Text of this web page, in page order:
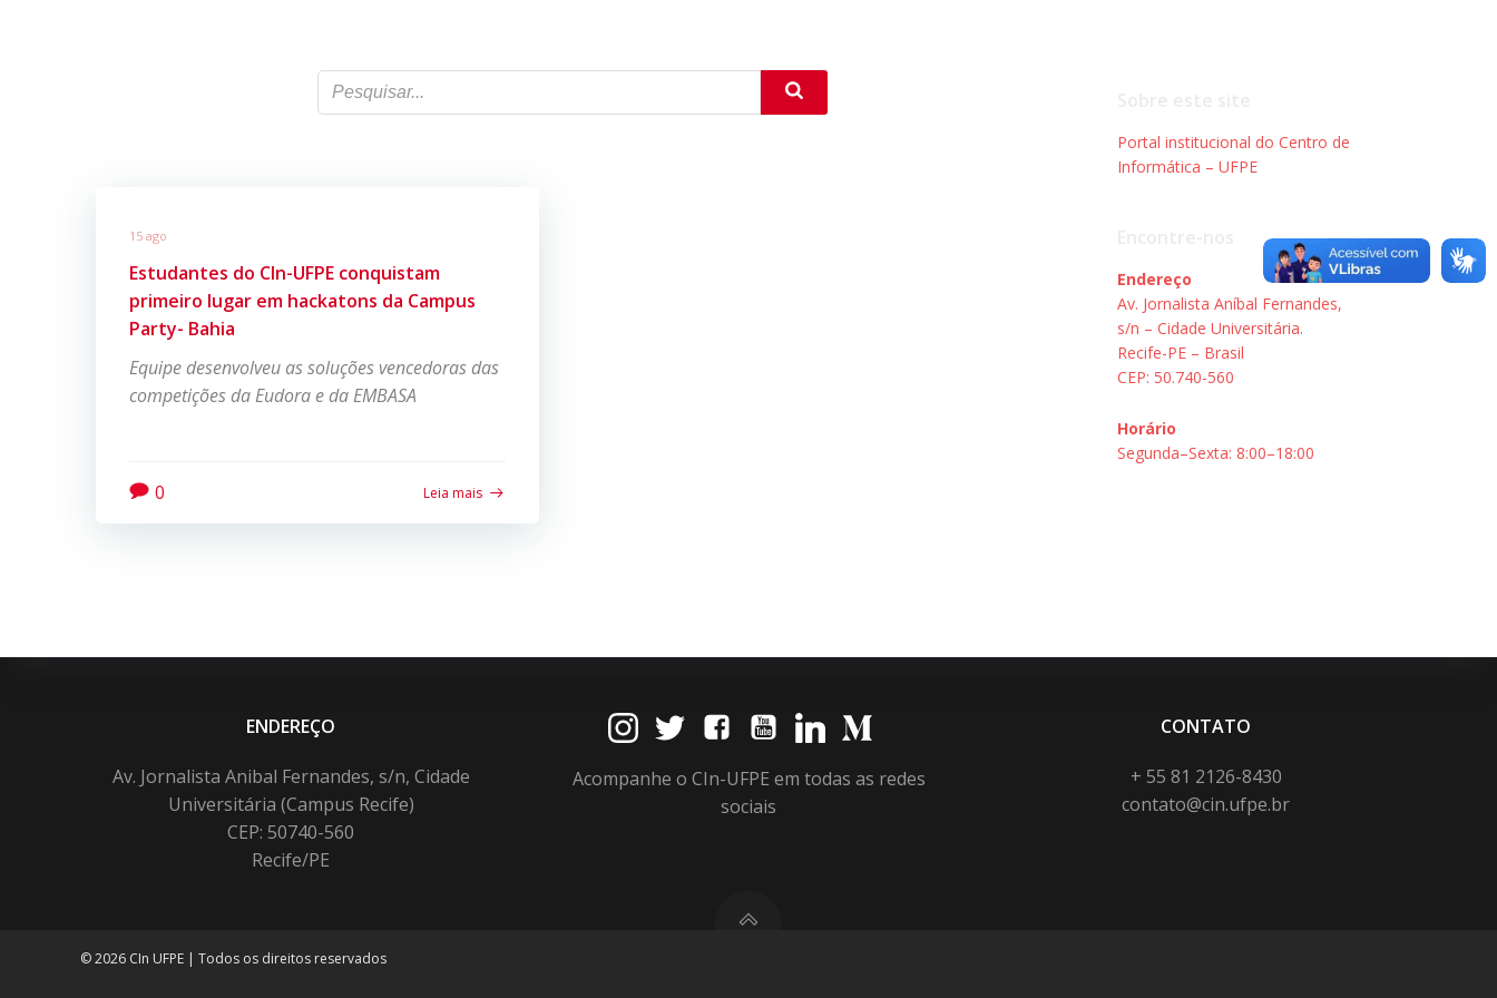
15 ago
Estudantes do CIn-UFPE conquistam
primeiro lugar em hackatons da Campus
Party- Bahia
Equipe desenvolveu as soluções vencedoras das
competições da Eudora e da EMBASA
0 Leia mais
Portal institucional do Centro de
Informática – UFPE
Endereço
Av. Jornalista Aníbal Fernandes,
s/n – Cidade Universitária.
Recife-PE – Brasil
CEP: 50.740-560
Horário
Segunda–Sexta: 8:00–18:00
ENDEREÇO
Av. Jornalista Anibal Fernandes, s/n, Cidade
Universitária (Campus Recife)
CEP: 50740-560
Recife/PE
Acompanhe o CIn-UFPE em todas as redes
sociais
CONTATO
+ 55 81 2126-8430
contato@cin.ufpe.br
© 2026 CIn UFPE | Todos os direitos reservados